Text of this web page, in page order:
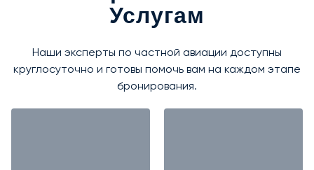
Услугам
Наши эксперты по частной авиации доступны
круглосуточно и готовы помочь вам на каждом этапе
бронирования.